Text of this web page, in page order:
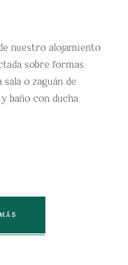
nuestro alojamiento
sobre formas
o zaguán de
baño con ducha.